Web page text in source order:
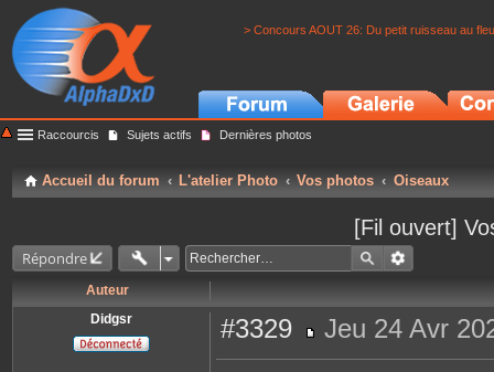
> Concours AOUT 26: Du petit ruisseau au
Raccourcis Sujets actifs Dernières photos
Accueil du forum L'atelier Photo Vos photos Oiseaux
[Fil ouvert]
Répondre
Auteur
Didgsr
#3329
e
Jeu 24 Avr